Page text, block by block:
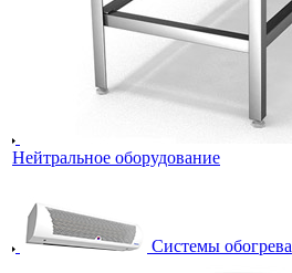
Нейтральное оборудование
Системы обогрева